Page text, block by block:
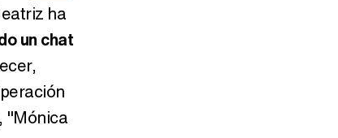
ha
un chat
"Mónica